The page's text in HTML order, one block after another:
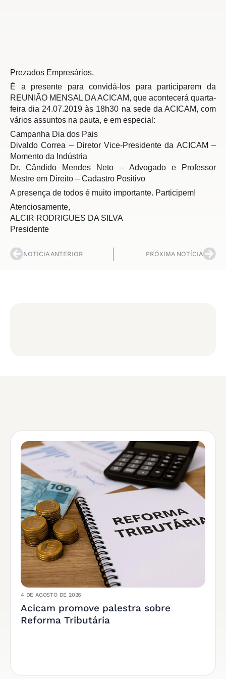
Prezados Empresários,
É a presente para convidá-los para participarem da
REUNIÃO MENSAL DA ACICAM, que acontecerá quarta-
feira dia 24.07.2019 às 18h30 na sede da ACICAM, com
vários assuntos na pauta, e em especial:
Campanha Dia dos Pais
Divaldo Correa – Diretor Vice-Presidente da ACICAM –
Momento da Indústria
Dr. Cândido Mendes Neto – Advogado e Professor
Mestre em Direito – Cadastro Positivo
A presença de todos é muito importante. Participem!
Atenciosamente,
ALCIR RODRIGUES DA SILVA
Presidente
NOTÍCIA ANTERIOR PRÓXIMA NOTÍCIA
4 DE AGOSTO DE 2026
Acicam promove palestra sobre
Reforma Tributária